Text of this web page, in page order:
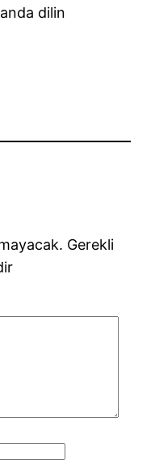
dilin
Gerekli